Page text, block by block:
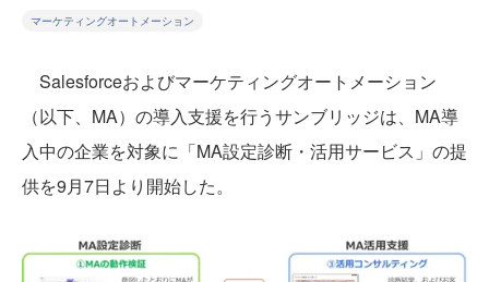
マーケティングオートメーション
Salesforceおよびマーケティングオートメーション
（以下、MA）の導入支援を行うサンブリッジは、MA導
入中の企業を対象に「MA設定診断・活用サービス」の提
供を9月7日より開始した。